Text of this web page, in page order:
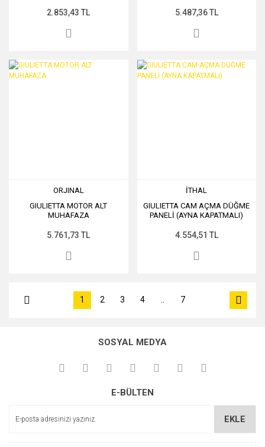
2.853,43 TL 5.487,36 TL
ORJINAL
GIULIETTA MOTOR ALT
MUHAFAZA
5.761,73 TL
İTHAL
GIULIETTA CAM AÇMA DÜĞME
PANELİ (AYNA KAPATMALI)
4.554,51 TL
1 2 3 4 7
SOSYAL MEDYA
E-BÜLTEN
EKLE